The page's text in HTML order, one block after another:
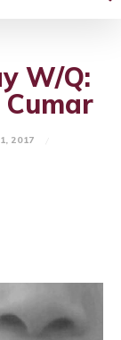
W/Q:
2017